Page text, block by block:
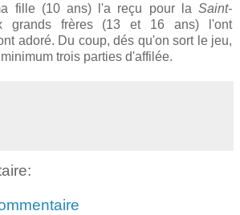
fille (10 ans) l'a reçu pour la Saint-
grands frères (13 et 16 ans) l'ont
adoré. Du coup, dés qu'on sort le jeu,
trois parties d'affilée.